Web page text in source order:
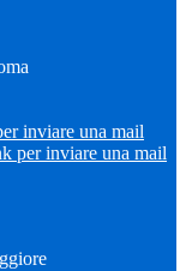
inviare una mail
per inviare una mail